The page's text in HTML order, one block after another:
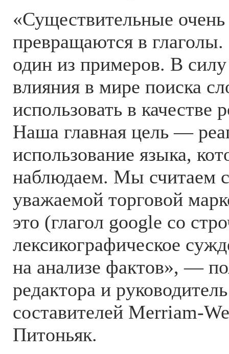
«Существительные очень
превращаются в
один из примеров. В
влияния в мире поиска
использовать в качестве
Наша главная цель —
использование языка,
наблюдаем. Мы считаем
уважаемой торговой
это (глагол google со
лексикографическое
на анализе фактов», —
редактора и
составителей Merriam-
Питоньяк.